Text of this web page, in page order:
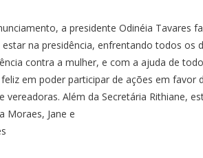
a presidente Odinéia Tavares
na presidência, enfrentando todos os
contra a mulher, e com a ajuda de
em poder participar de ações em favor
vereadoras. Além da Secretária Rithiane,
Moraes, Jane e